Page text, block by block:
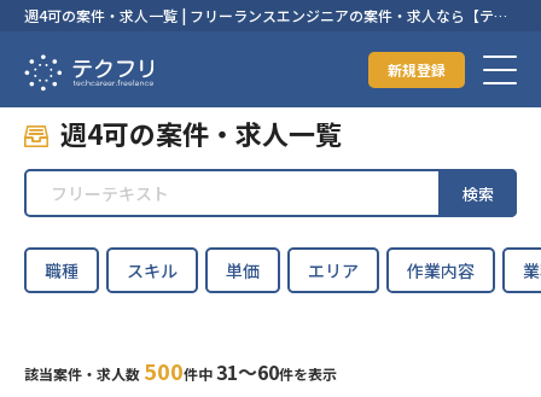
週4可の案件・求人一覧 | フリーランスエンジニアの案件・求人なら【テク
新規登録
週4可の案件・求人一覧
検索
職種 スキル 単価 エリア 作業内容
該当案件・求人数 500件中31〜60件を表示